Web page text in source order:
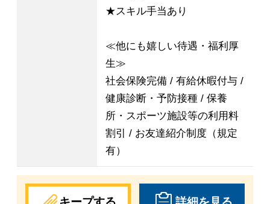
★スキル手当あり
≪他にも嬉しい待遇・福利厚
生≫
社会保険完備 / 有給休暇付与 /
健康診断・予防接種 / 保養
所・スポーツ施設等の利用料
割引 / お友達紹介制度（規定
有）